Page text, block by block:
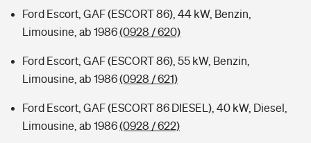
Ford Escort, GAF (ESCORT 86), 44 kW, Benzin,
Limousine, ab 1986(0928 / 620)
Ford Escort, GAF (ESCORT 86), 55 kW, Benzin,
Limousine, ab 1986(0928 / 621)
Ford Escort, GAF (ESCORT 86 DIESEL), 40 kW, Diesel,
Limousine, ab 1986(0928 / 622)